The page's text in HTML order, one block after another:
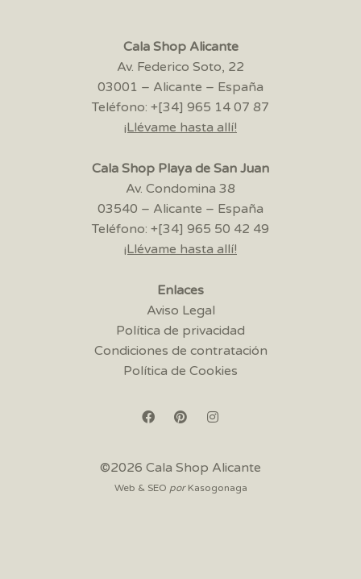
Cala Shop Alicante
Av. Federico Soto, 22
03001 – Alicante – España
Teléfono: +[34] 965 14 07 87
¡Llévame hasta allí!
Cala Shop Playa de San Juan
Av. Condomina 38
03540 – Alicante – España
Teléfono: +[34] 965 50 42 49
¡Llévame hasta allí!
Enlaces
Aviso Legal
Política de privacidad
Condiciones de contratación
Política de Cookies
©2026 Cala Shop Alicante
Web & SEO por Kasogonaga